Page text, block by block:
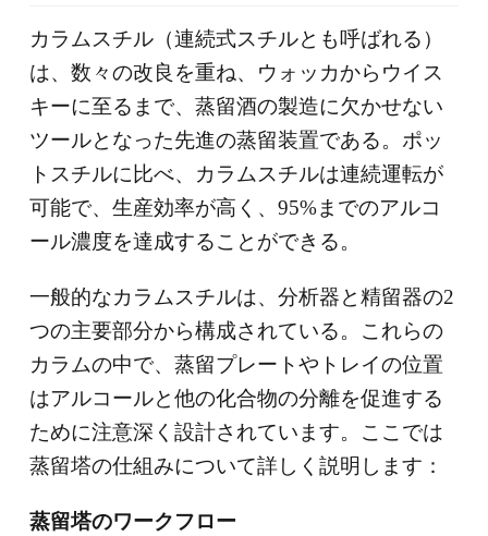
カラムスチル（連続式スチルとも呼ばれる）
は、数々の改良を重ね、ウォッカからウイス
キーに至るまで、蒸留酒の製造に欠かせない
ツールとなった先進の蒸留装置である。ポッ
トスチルに比べ、カラムスチルは連続運転が
可能で、生産効率が高く、95%までのアルコ
ール濃度を達成することができる。
一般的なカラムスチルは、分析器と精留器の2
つの主要部分から構成されている。これらの
カラムの中で、蒸留プレートやトレイの位置
はアルコールと他の化合物の分離を促進する
ために注意深く設計されています。ここでは
蒸留塔の仕組みについて詳しく説明します：
蒸留塔のワークフロー